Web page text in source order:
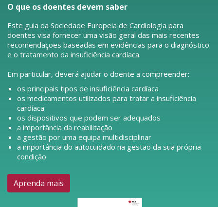
O que os doentes devem saber
Este guia da Sociedade Europeia de Cardiologia para
doentes visa fornecer uma visão geral das mais recentes
recomendações baseadas em evidências para o diagnóstico
e o tratamento da insuficiência cardíaca.
Em particular, deverá ajudar o doente a compreender:
os principais tipos de insuficiência cardíaca
os medicamentos utilizados para tratar a insuficiência
cardíaca
os dispositivos que podem ser adequados
a importância da reabilitação
a gestão por uma equipa multidisciplinar
a importância do autocuidado na gestão da sua própria
condição
Aprenda mais